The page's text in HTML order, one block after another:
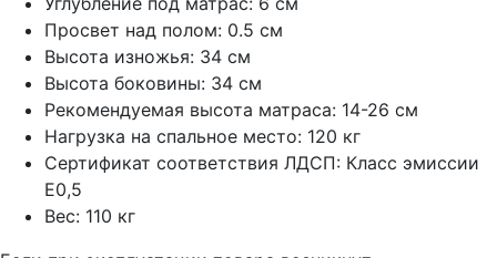
Просвет над полом: 0.5 см
Высота изножья: 34 см
Высота боковины: 34 см
Рекомендуемая высота матраса: 14-26 см
Нагрузка на спальное место: 120 кг
Сертификат соответствия ЛДСП: Класс эмиссии
Е0,5
Вес: 110 кг